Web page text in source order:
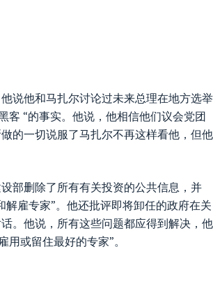
说他和马扎尔讨论过未来总理在地方选举
客 “的事实。他说，他相信他们议会党团
的一切说服了马扎尔不再这样看他，但他
部删除了所有有关投资的公共信息，并
解雇专家”。他还批评即将卸任的政府在关
。他说，所有这些问题都应得到解决，他
用或留住最好的专家”。